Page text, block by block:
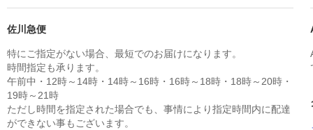
佐川急便
特にご指定がない場合、最短でのお届けになります。
時間指定も承ります。
午前中・12時～14時・14時～16時・16時～18時・18時～20時・
19時～21時
ただし時間を指定された場合でも、事情により指定時間内に配達
ができない事もございます。